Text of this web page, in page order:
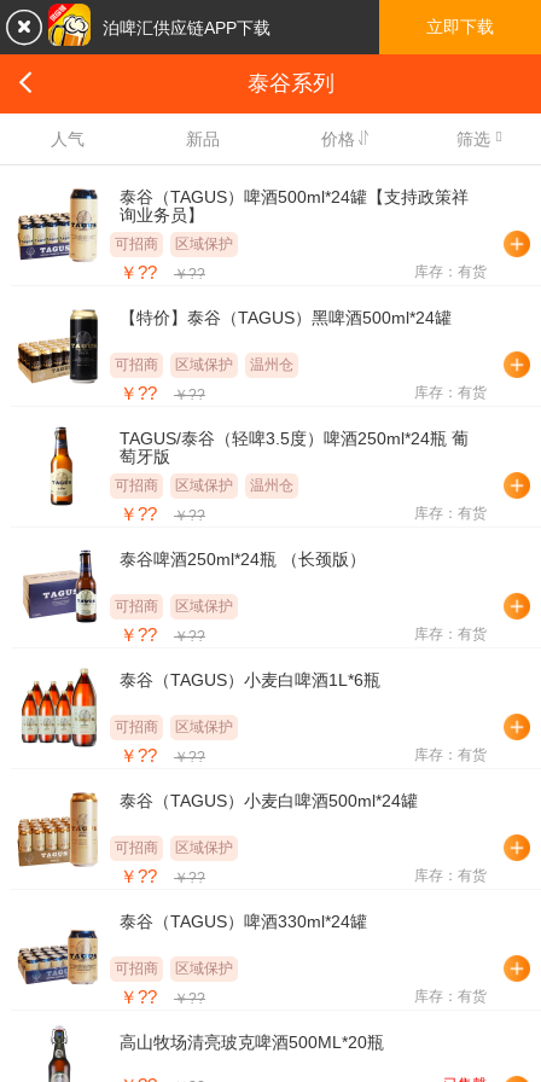
 泰谷系列
人气 新品 价格 筛选
泰谷（TAGUS）啤酒500ml*24罐【支持政策祥
询业务员】
可招商 区域保护
￥?? ￥?? 库存：有货
【特价】泰谷（TAGUS）黑啤酒500ml*24罐
可招商 区域保护 温州仓
￥?? ￥?? 库存：有货
TAGUS/泰谷（轻啤3.5度）啤酒250ml*24瓶 葡
萄牙版
可招商 区域保护 温州仓
￥?? ￥?? 库存：有货
泰谷啤酒250ml*24瓶 （长颈版）
可招商 区域保护
￥?? ￥?? 库存：有货
泰谷（TAGUS）小麦白啤酒1L*6瓶
可招商 区域保护
￥?? ￥?? 库存：有货
泰谷（TAGUS）小麦白啤酒500ml*24罐
可招商 区域保护
￥?? ￥?? 库存：有货
泰谷（TAGUS）啤酒330ml*24罐
可招商 区域保护
￥?? ￥?? 库存：有货
高山牧场清亮玻克啤酒500ML*20瓶
 泊啤汇供应链APP下载 立即下载